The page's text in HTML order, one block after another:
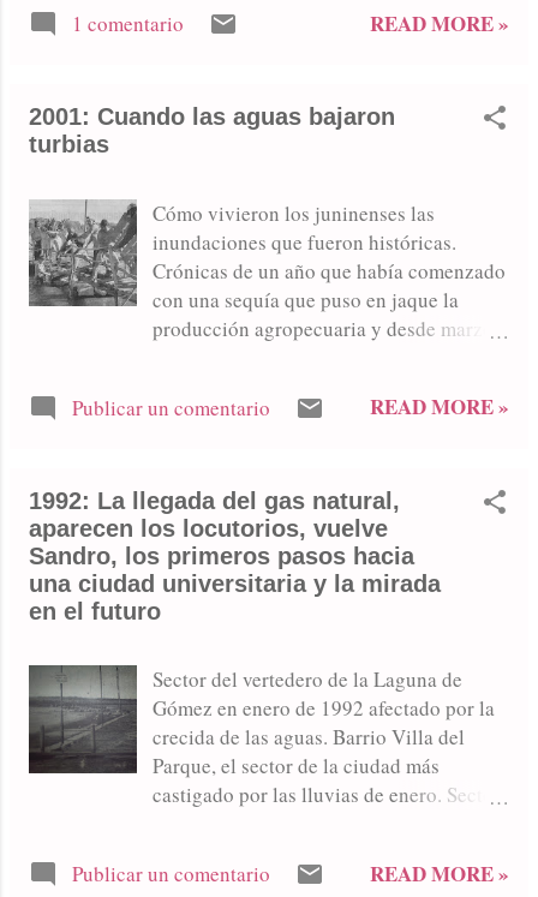
grandes inundaciones con características
y hasta 1959, se manifiesta otra fuerte
de 2011. Once años más tarde -en 2022-
volvió a repetirse el fenómeno de la seca
con incidencia en los cultivos
1 comentario READ MORE »
2001: Cuando las aguas bajaron
turbias
Cómo vivieron los juninenses las
inundaciones que fueron históricas.
Crónicas de un año que había comenzado
con una sequía que puso en jaque la
producción agropecuaria y desde marzo
en las aguas del distrito: cuatro
cayeron a las aguas del Salado en Villa
del Parque.
Publicar un comentario READ MORE »
1992: La llegada del gas natural,
aparecen los locutorios, vuelve
Sandro, los primeros pasos hacia
una ciudad universitaria y la mirada
en el futuro
Sector del vertedero de la Laguna de
Gómez en enero de 1992 afectado por la
crecida de las aguas. Barrio Villa del
Parque, el sector de la ciudad más
castigado por las lluvias de enero. Sector
fuertes lluvias en Junín que generaron
Publicar un comentario READ MORE »